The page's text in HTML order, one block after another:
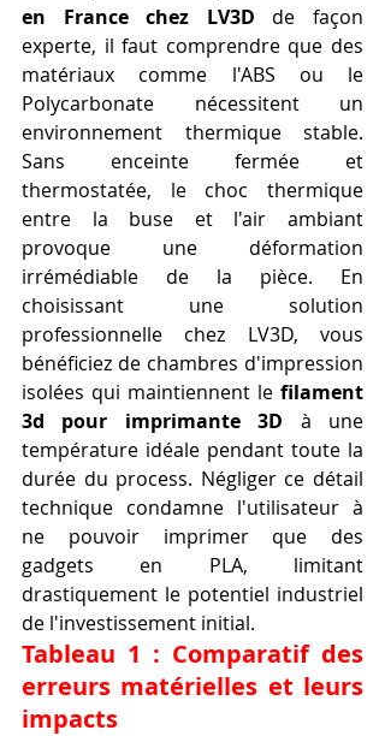
en France chez LV3D de façon
experte, il faut comprendre que des
matériaux comme l'ABS ou le
Polycarbonate nécessitent un
environnement thermique stable.
Sans enceinte fermée et
thermostatée, le choc thermique
entre la buse et l'air ambiant
provoque une déformation
irrémédiable de la pièce. En
choisissant une solution
professionnelle chez LV3D, vous
bénéficiez de chambres d'impression
isolées qui maintiennent le filament
3d pour imprimante 3D à une
température idéale pendant toute la
durée du process. Négliger ce détail
technique condamne l'utilisateur à
ne pouvoir imprimer que des
gadgets en PLA, limitant
drastiquement le potentiel industriel
de l'investissement initial.
Tableau 1 : Comparatif des
erreurs matérielles et leurs
impacts